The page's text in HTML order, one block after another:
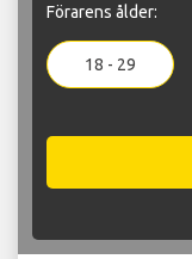
Förarens ålder:
18 - 29